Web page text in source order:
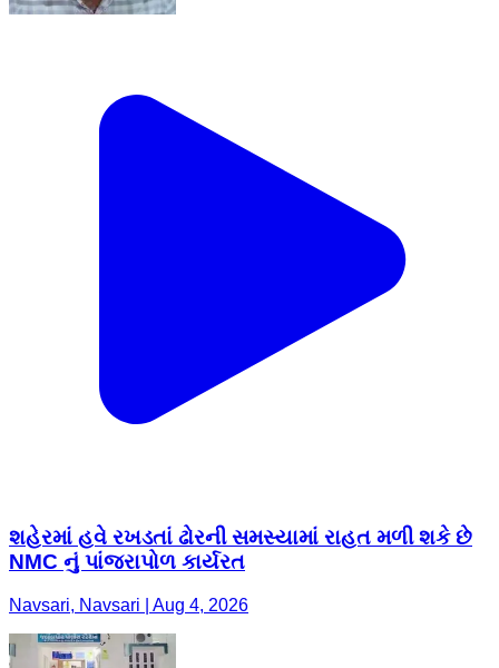
શહેરમાં હવે રખડતાં ઢોરની સમસ્યામાં રાહત મળી શકે છે
NMC નું પાંજરાપોળ કાર્યરત
Navsari, Navsari | Aug 4, 2026